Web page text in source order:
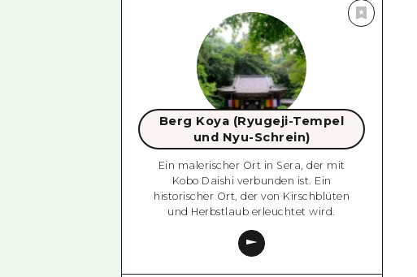
Berg Koya (Ryugeji-Tempel
und Nyu-Schrein)
Ein malerischer Ort in Sera, der mit
Kobo Daishi verbunden ist. Ein
historischer Ort, der von Kirschblüten
und Herbstlaub erleuchtet wird.